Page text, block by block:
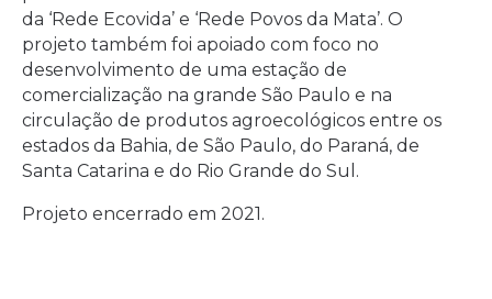
da ‘Rede Ecovida’ e ‘Rede Povos da Mata’. O
projeto também foi apoiado com foco no
desenvolvimento de uma estação de
comercialização na grande São Paulo e na
circulação de produtos agroecológicos entre os
estados da Bahia, de São Paulo, do Paraná, de
Santa Catarina e do Rio Grande do Sul.
Projeto encerrado em 2021.